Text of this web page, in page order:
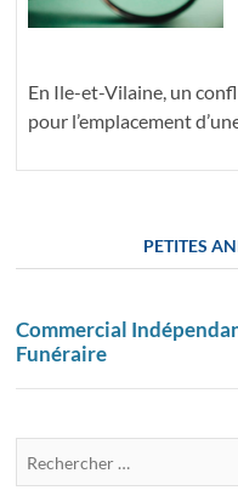
En Ile-et-Vilaine, un
pour l’emplacement
PETITES
Commercial
Funéraire